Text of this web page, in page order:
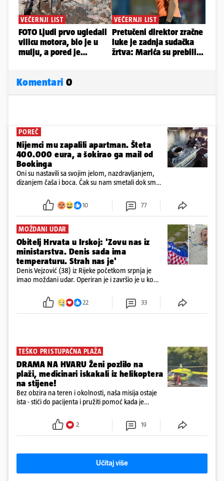
Komentari 0
POREČ
Nijemci mu zapalili apartman. Šteta
400.000 eura, a šokirao ga mail od
Bookinga
Oni su nastavili sa svojim jelom, nazdravljanjem,
dizanjem čaša i boca. Čak su nam smetali dok smo
požar, rekao je vlasnik
10 77
MOŽDANI UDAR
Obitelj Hrvata u Irskoj: 'Zovu nas iz
ministarstva. Denis sada ima
temperaturu. Strah nas je'
Denis Vejzović (38) iz Rijeke početkom srpnja je
imao moždani udar. Operiran je i završio je u komi.
tamošnji liječnici ne vjeruju u oporavak: 'Imamo
22 33
TEŠKO PRISTUPAČNA PLAŽA
DRAMA NA HVARU Ženi pozlilo na
plaži, medicinari iskakali iz helikoptera
na stijene!
Bez obzira na teren i okolnosti, naša misija ostaje
ista - stići do pacijenta i pružiti pomoć kada je
2 19
Učitaj više